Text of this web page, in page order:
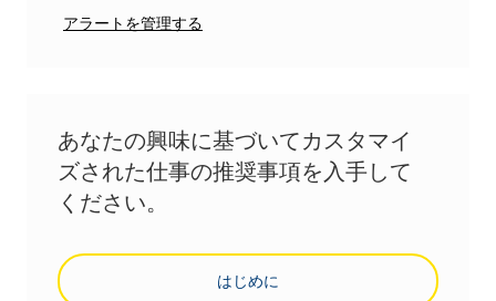
アラートを管理する
あなたの興味に基づいてカスタマイ
ズされた仕事の推奨事項を入手して
ください。
はじめに